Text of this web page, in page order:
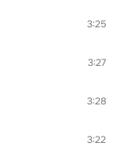
3:25
3:27
3:28
3:22